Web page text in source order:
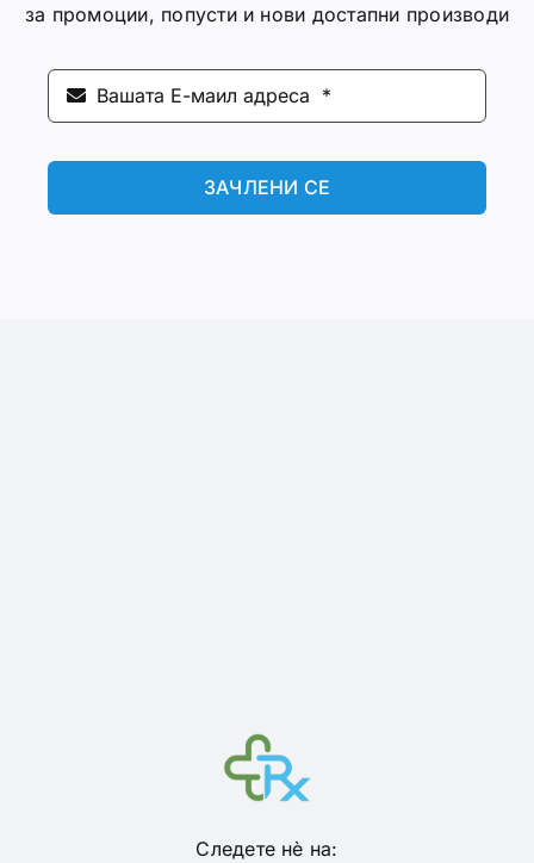
за промоции, попусти и нови достапни производи
ЗАЧЛЕНИ СЕ
Следете нѐ на: